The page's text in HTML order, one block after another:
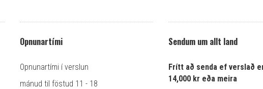
Opnunartími
Opnunartími í verslun
mánud til föstud 11 - 18
Sendum um allt land
Frítt að senda ef verslað
14,000 kr eða meira